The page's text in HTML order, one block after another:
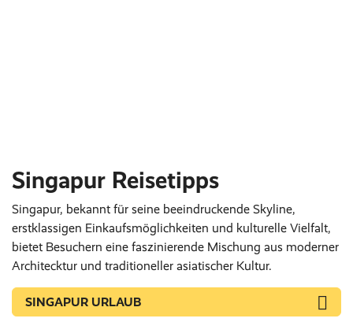
Singapur Reisetipps
Singapur, bekannt für seine beeindruckende Skyline,
erstklassigen Einkaufsmöglichkeiten und kulturelle Vielfalt,
bietet Besuchern eine faszinierende Mischung aus moderner
Architecktur und traditioneller asiatischer Kultur.
SINGAPUR URLAUB